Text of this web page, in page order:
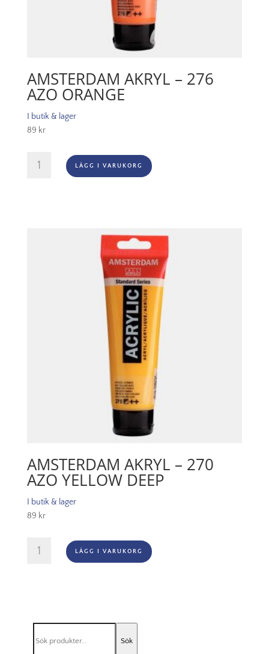
AMSTERDAM AKRYL – 276
AZO ORANGE
I butik & lager
89 kr
Amsterdam
Akryl
LÄGG I VARUKORG
AMSTERDAM AKRYL – 270
AZO YELLOW DEEP
I butik & lager
89 kr
Amsterdam
Akryl
Deep
mängd
LÄGG I VARUKORG
efter:
Sök